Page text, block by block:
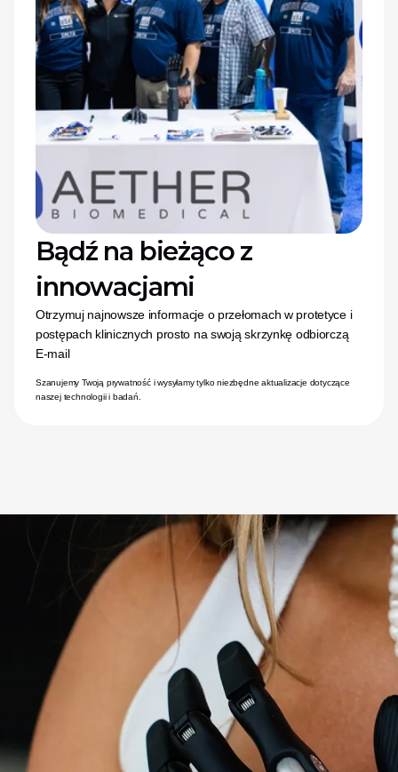
Bądź na bieżąco z
innowacjami
Otrzymuj najnowsze informacje o przełomach w protetyce i
postępach klinicznych prosto na swoją skrzynkę odbiorczą
E-mail
Szanujemy Twoją prywatność i wysyłamy tylko niezbędne aktualizacje dotyczące
naszej technologii i badań.